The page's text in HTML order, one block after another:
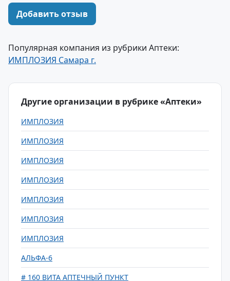
Добавить отзыв
Популярная компания из рубрики Аптеки:
ИМПЛОЗИЯ Самара г.
Другие организации в рубрике «Аптеки»
ИМПЛОЗИЯ
ИМПЛОЗИЯ
ИМПЛОЗИЯ
ИМПЛОЗИЯ
ИМПЛОЗИЯ
ИМПЛОЗИЯ
ИМПЛОЗИЯ
АЛЬФА-6
# 160 ВИТА АПТЕЧНЫЙ ПУНКТ